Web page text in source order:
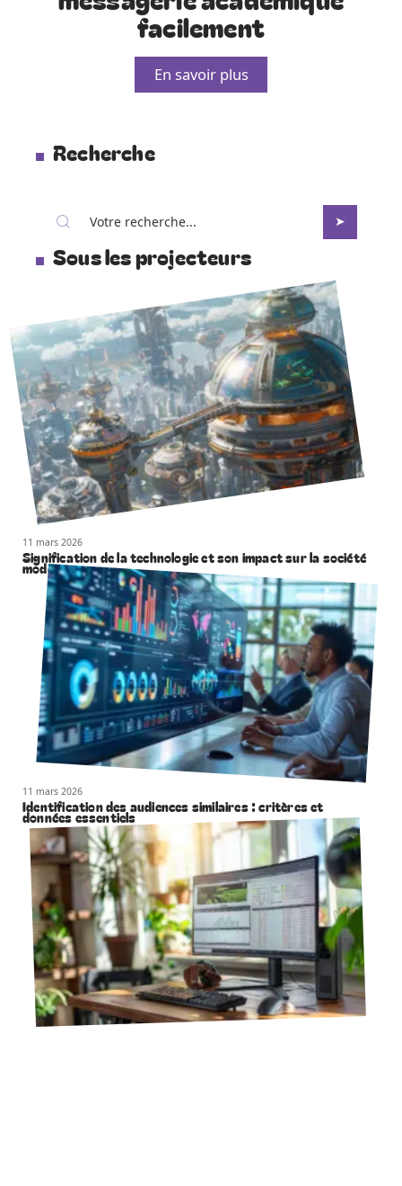
facilement
En savoir plus
Recherche
Sous les projecteurs
11 mars 2026
Signification de la technologie et son impact sur la société
moderne
11 mars 2026
Identification des audiences similaires : critères et
données essentiels